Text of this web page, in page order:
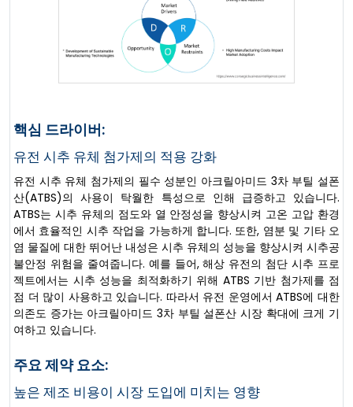
핵심 드라이버:
유전 시추 유체 첨가제의 적용 강화
유전 시추 유체 첨가제의 필수 성분인 아크릴아미드 3차 부틸 설폰
산(ATBS)의 사용이 탁월한 특성으로 인해 급증하고 있습니다.
ATBS는 시추 유체의 점도와 열 안정성을 향상시켜 고온 고압 환경
에서 효율적인 시추 작업을 가능하게 합니다. 또한, 염분 및 기타 오
염 물질에 대한 뛰어난 내성은 시추 유체의 성능을 향상시켜 시추공
불안정 위험을 줄여줍니다. 예를 들어, 해상 유전의 첨단 시추 프로
젝트에서는 시추 성능을 최적화하기 위해 ATBS 기반 첨가제를 점
점 더 많이 사용하고 있습니다. 따라서 유전 운영에서 ATBS에 대한
의존도 증가는 아크릴아미드 3차 부틸 설폰산 시장 확대에 크게 기
여하고 있습니다.
주요 제약 요소:
높은 제조 비용이 시장 도입에 미치는 영향